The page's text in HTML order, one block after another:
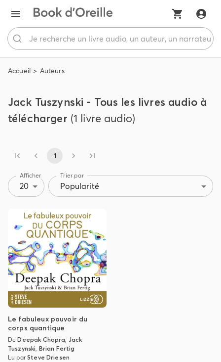
Accueil Auteurs
Jack Tuszynski - Tous les livres audio à
télécharger (1 livre audio)
1
Afficher
20
Trier par
Popularité
Le fabuleux pouvoir du
corps quantique
DeDeepak Chopra, Jack
Tuszynski, Brian Fertig
Lu parSteve Driesen